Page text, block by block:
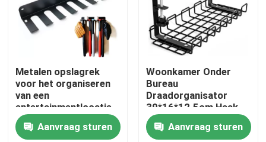
Thuis
Metalen opslagrek
voor het organiseren
van een
entertainmentlocatie
Aanvraag sturen
Woonkamer Onder
Bureau
Draadorganisator
39*16*12.5cm Haak
Type Schap Flexibel
Aanvraag sturen